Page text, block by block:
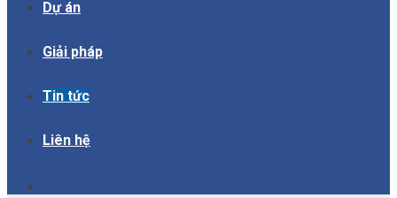
Dự án
Giải pháp
Tin tức
Liên hệ